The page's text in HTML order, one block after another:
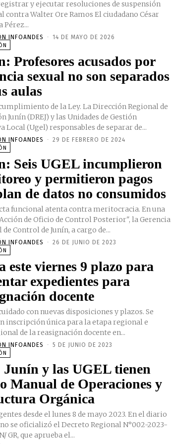
y ejecutar resoluciones de suspensión
Walter Ore Ramos El ciudadano César
Pérez...
INFOANDES - 14 DE MAYO DE 2026
Profesores acusados por
sexual no son separados
aulas
de la Ley. La Dirección Regional de
Junín (DREJ) y las Unidades de Gestión
Local (Ugel) responsables de separar de...
INFOANDES - 29 DE FEBRERO DE 2024
Seis UGEL incumplieron
y permitieron pagos
de datos no consumidos
funcional atenta contra meritocracia. En una
de Oficio de Control Posterior", la Gerencia
de Control de Junín, a cargo de...
INFOANDES - 26 DE JUNIO DE 2023
este viernes 9 plazo para
expedientes para
docente
con nuevas disposiciones y plazos. Se
inscripción única para la etapa regional e
de la reasignación docente en...
INFOANDES - 5 DE JUNIO DE 2023
Junín y las UGEL tienen
Manual de Operaciones y
Orgánica
desde el lunes 8 de mayo 2023. En el diario
se oficializó el Decreto Regional N°002-2023-
GR, que aprueba el...